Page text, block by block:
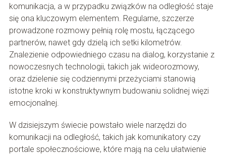
komunikacja, a w przypadku związków na odległość staje
się ona kluczowym elementem. Regularne, szczerze
prowadzone rozmowy pełnią rolę mostu, łączącego
partnerów, nawet gdy dzielą ich setki kilometrów.
Znalezienie odpowiedniego czasu na dialog, korzystanie z
nowoczesnych technologii, takich jak wideorozmowy,
oraz dzielenie się codziennymi przeżyciami stanowią
istotne kroki w konstruktywnym budowaniu solidnej więzi
emocjonalnej.
W dzisiejszym świecie powstało wiele narzędzi do
komunikacji na odległość, takich jak komunikatory czy
portale społecznościowe, które mają na celu ułatwienie